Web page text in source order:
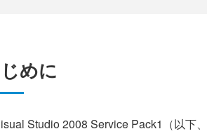
めに
Studio 2008 Service Pack1（以下